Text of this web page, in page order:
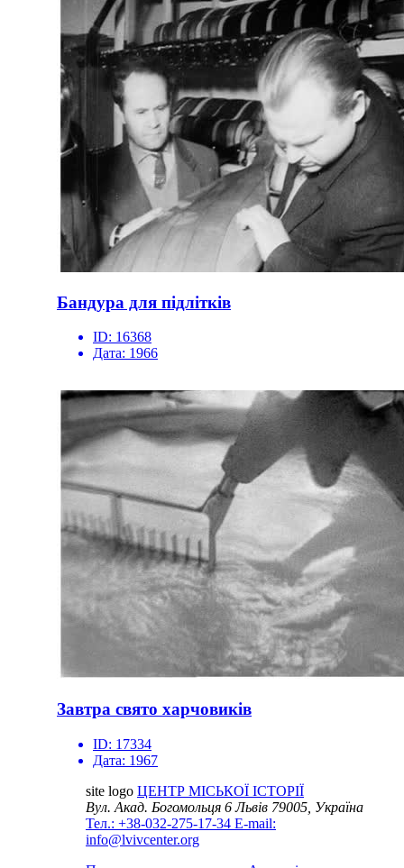
Бандура для підлітків
ID: 16368
Дата: 1966
Завтра свято харчовиків
ID: 17334
Дата: 1967
site logo ЦЕНТР МІСЬКОЇ ІСТОРІЇ
Вул. Акад. Богомольця 6Львів 79005, Україна
Тел.: +38-032-275-17-34 E-mail:
info@lvivcenter.org